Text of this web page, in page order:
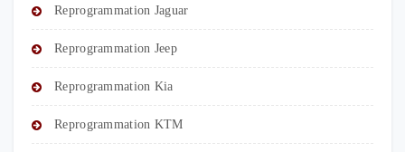
Reprogrammation Jaguar
Reprogrammation Jeep
Reprogrammation Kia
Reprogrammation KTM